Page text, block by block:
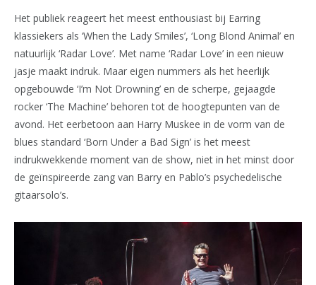
Het publiek reageert het meest enthousiast bij Earring
klassiekers als ‘When the Lady Smiles’, ‘Long Blond Animal’ en
natuurlijk ‘Radar Love’. Met name ‘Radar Love’ in een nieuw
jasje maakt indruk. Maar eigen nummers als het heerlijk
opgebouwde ‘I’m Not Drowning’ en de scherpe, gejaagde
rocker ‘The Machine’ behoren tot de hoogtepunten van de
avond. Het eerbetoon aan Harry Muskee in de vorm van de
blues standard ‘Born Under a Bad Sign’ is het meest
indrukwekkende moment van de show, niet in het minst door
de geïnspireerde zang van Barry en Pablo’s psychedelische
gitaarsolo’s.